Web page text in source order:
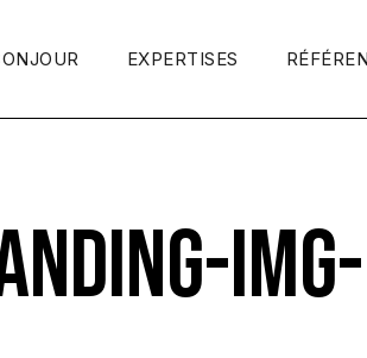
EXPERTISES